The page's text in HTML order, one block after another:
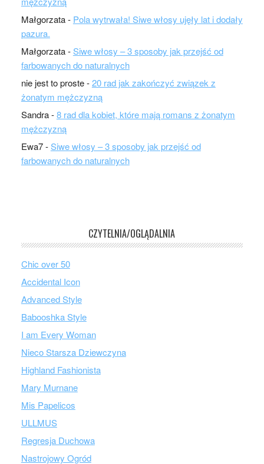
Małgorzata- Pola wytrwała! Siwe włosy ujęły lat i dodały
pazura.
Małgorzata-Siwe włosy – 3 sposoby jak przejść od
farbowanych do naturalnych
nie jest to proste-20 rad jak zakończyć związek z
żonatym mężczyzną
Sandra-8 rad dla kobiet, które mają romans z żonatym
mężczyzną
Ewa7-Siwe włosy – 3 sposoby jak przejść od
farbowanych do naturalnych
CZYTELNIA/OGLĄDALNIA
Chic over 50
Accidental Icon
Advanced Style
Babooshka Style
I am Every Woman
Nieco Starsza Dziewczyna
Highland Fashionista
Mary Murnane
Mis Papelicos
ULLMUS
Regresja Duchowa
Nastrojowy Ogród